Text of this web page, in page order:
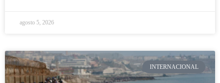
agosto 5, 2026
INTERNACIONAL